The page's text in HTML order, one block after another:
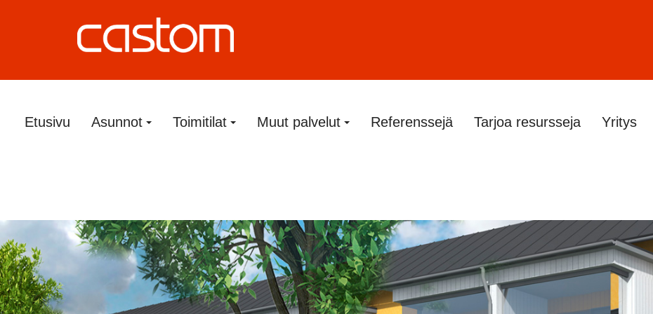
Etusivu Asunnot Toimitilat Muut palvelut Referenssejä Tarjoa resursseja Yritys